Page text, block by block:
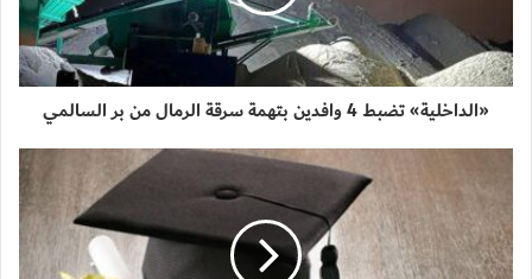
«الداخلية» تضبط 4 وافدين بتهمة سرقة الرمال من بر السالمي